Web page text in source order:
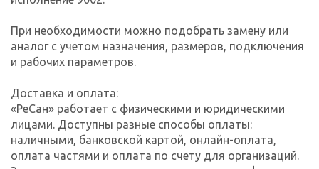
При необходимости можно подобрать замену или
аналог с учетом назначения, размеров, подключения
и рабочих параметров.
Доставка и оплата:
«РеСан» работает с физическими и юридическими
лицами. Доступны разные способы оплаты:
наличными, банковской картой, онлайн-оплата,
оплата частями и оплата по счету для организаций.